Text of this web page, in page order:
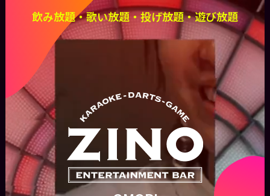
飲み放題・歌い放題・投げ放題・遊び放題